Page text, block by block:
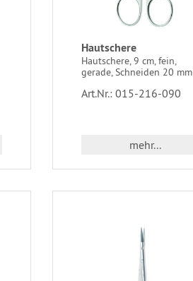
Hautschere
Hautschere, 9 cm, fein,
gerade, Schneiden 20 mm
Art.Nr.: 015-216-090
mehr...